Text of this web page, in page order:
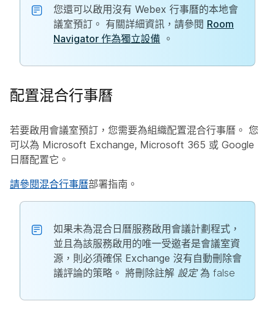
您還可以啟用沒有 Webex 行事曆的本地會
議室預訂。 有關詳細資訊，請參閱 Room
Navigator 作為獨立設備 。
配置混合行事曆
若要啟用會議室預訂，您需要為組織配置混合行事曆。 您
可以為 Microsoft Exchange, Microsoft 365 或 Google
日曆配置它。
請參閱混合行事曆部署指南。
如果未為混合日曆服務啟用會議計劃程式，
並且為該服務啟用的唯一受邀者是會議室資
源，則必須確保 Exchange 沒有自動刪除會
議評論的策略。 將刪除註解 設定為 false